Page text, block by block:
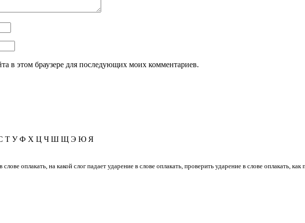
в этом браузере для последующих моих комментариев.
Т У Ф Х Ц Ч Ш Щ Э Ю Я
оплакать, на какой слог падает ударение в слове оплакать, проверить ударение в слове оплакать, как